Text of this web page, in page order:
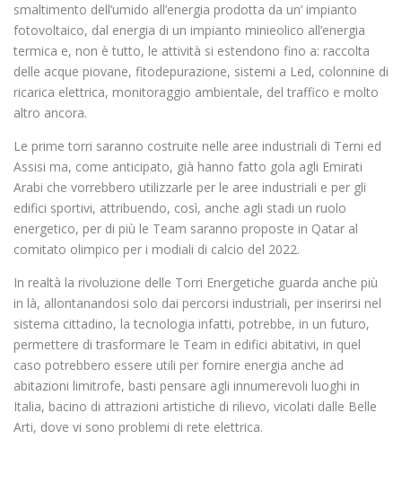
smaltimento dell’umido all’energia prodotta da un’ impianto
fotovoltaico, dal energia di un impianto minieolico all’energia
termica e, non è tutto, le attività si estendono fino a: raccolta
delle acque piovane, fitodepurazione, sistemi a Led, colonnine di
ricarica elettrica, monitoraggio ambientale, del traffico e molto
altro ancora.
Le prime torri saranno costruite nelle aree industriali di Terni ed
Assisi ma, come anticipato, già hanno fatto gola agli Emirati
Arabi che vorrebbero utilizzarle per le aree industriali e per gli
edifici sportivi, attribuendo, così, anche agli stadi un ruolo
energetico, per di più le Team saranno proposte in Qatar al
comitato olimpico per i modiali di calcio del 2022.
In realtà la rivoluzione delle Torri Energetiche guarda anche più
in là, allontanandosi solo dai percorsi industriali, per inserirsi nel
sistema cittadino, la tecnologia infatti, potrebbe, in un futuro,
permettere di trasformare le Team in edifici abitativi, in quel
caso potrebbero essere utili per fornire energia anche ad
abitazioni limitrofe, basti pensare agli innumerevoli luoghi in
Italia, bacino di attrazioni artistiche di rilievo, vicolati dalle Belle
Arti, dove vi sono problemi di rete elettrica.